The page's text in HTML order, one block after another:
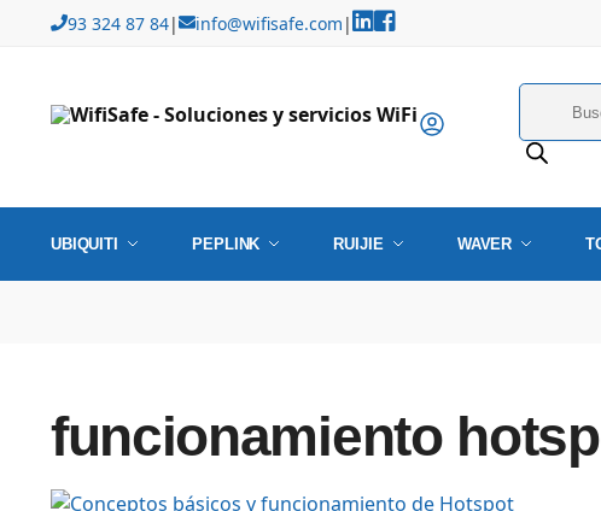
93 324 87 84| info@wifisafe.com |
UBIQUITI PEPLINK RUIJIE WAVER
funcionamiento